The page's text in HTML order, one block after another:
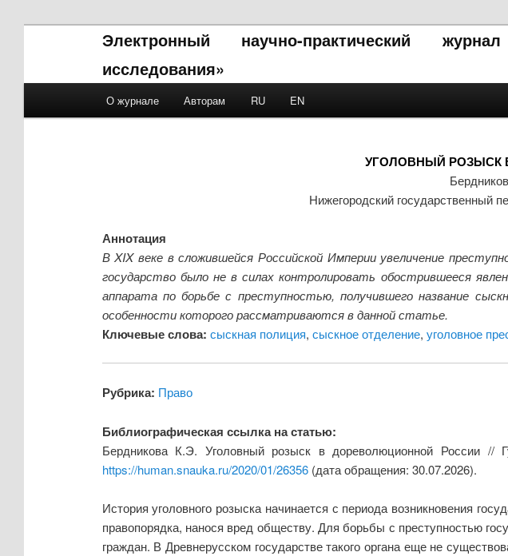
Электронный научно-практический
исследования»
Skip to primary content
Skip to secondary content
О журнале Авторам RU EN
УГОЛОВНЫЙ РОЗЫСК
Нижегородский государственный
Аннотация
В XIX веке в сложившейся Российской Империи увеличение
государство было не в силах контролировать обострившееся
аппарата по борьбе с преступностью, получившего название
особенности которого рассматриваются в данной статье.
Ключевые слова: сыскная полиция, сыскное отделение, уголовное
Рубрика: Право
Библиографическая ссылка на статью:
Бердникова К.Э. Уголовный розыск в дореволюционной России
https://human.snauka.ru/2020/01/26356(дата обращения: 30.07.2026).
История уголовного розыска начинается с периода возникновения
правопорядка, нанося вред обществу. Для борьбы с преступностью
граждан. В Древнерусском государстве такого органа еще не